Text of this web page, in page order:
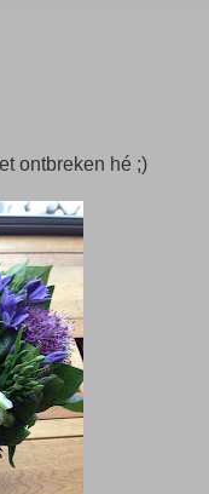
ontbreken hé ;)